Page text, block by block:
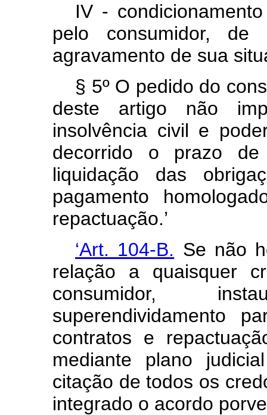
IV -
pelo consumidor, de
agravamento de sua
§ 5º O pedido do
deste artigo não
insolvência civil e
decorrido o prazo
liquidação das
pagamento
repactuação.’
‘Art. 104-B. Se não
relação a quaisquer
consumidor,
superendividamento
contratos e
mediante plano
citação de todos os
integrado o acordo